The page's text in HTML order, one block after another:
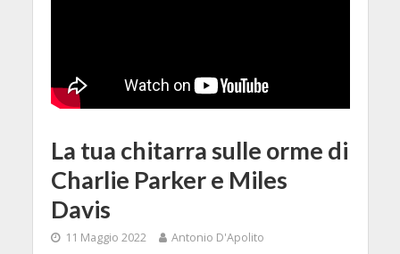
La tua chitarra sulle orme di
Charlie Parker e Miles
Davis
11 Maggio 2022
Antonio D'Apolito